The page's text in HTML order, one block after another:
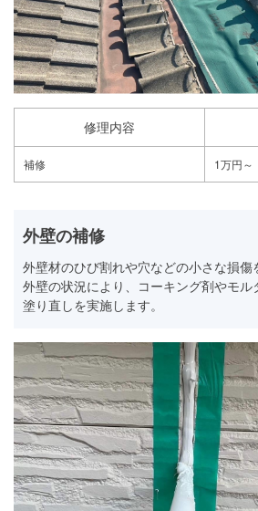
修理内容
補修 1万円～
外壁の補修
外壁材のひび割れや穴などの小さな損傷
外壁の状況により、コーキング剤やモ
塗り直しを実施します。